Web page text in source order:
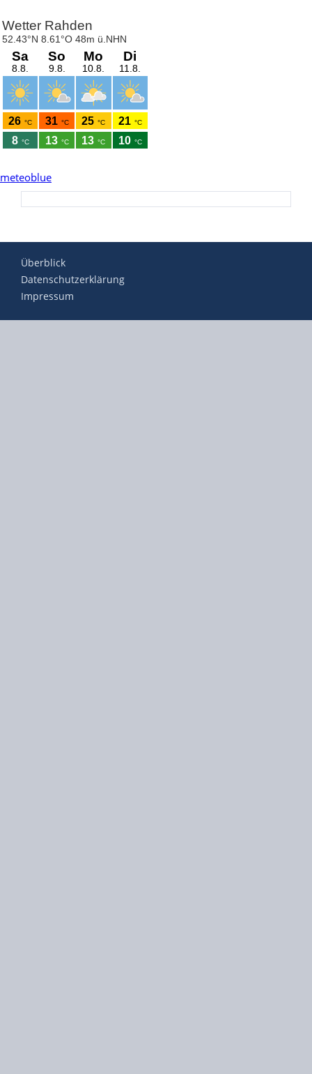
meteoblue
Überblick
Datenschutzerklärung
Impressum